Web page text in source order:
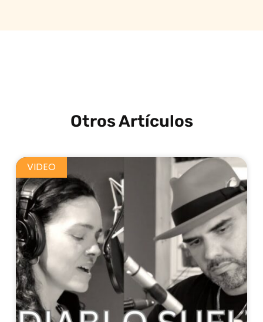
Otros Artículos
VIDEO